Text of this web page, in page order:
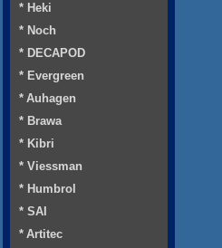
* Heki
* Noch
* DECAPOD
* Evergreen
* Auhagen
* Brawa
* Kibri
* Viessman
* Humbrol
* SAI
* Artitec